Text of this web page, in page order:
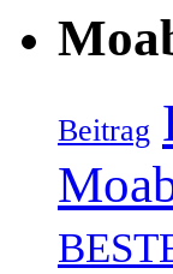
Beitrag